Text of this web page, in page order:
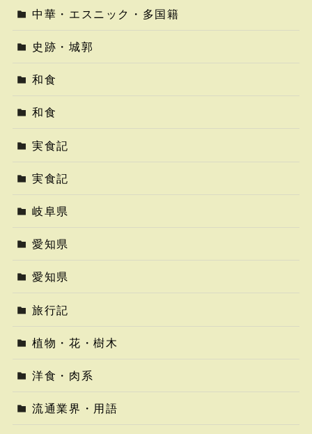
中華・エスニック・多国籍
史跡・城郭
和食
和食
実食記
実食記
岐阜県
愛知県
愛知県
旅行記
植物・花・樹木
洋食・肉系
流通業界・用語